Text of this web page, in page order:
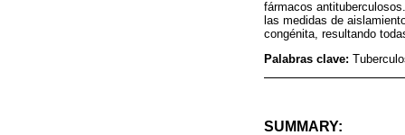
fármacos
las medidas de
congénita, resultando
Palabras clave:
SUMMARY: